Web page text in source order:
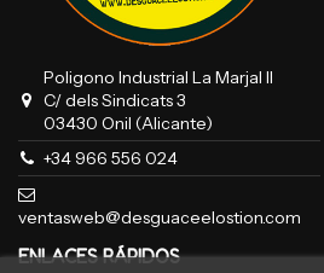
Poligono Industrial La Marjal II
C/ dels Sindicats 3
03430 Onil (Alicante)
+34 966 556 024
ventasweb@desguaceelostion.com
ENLACES RÁPIDOS